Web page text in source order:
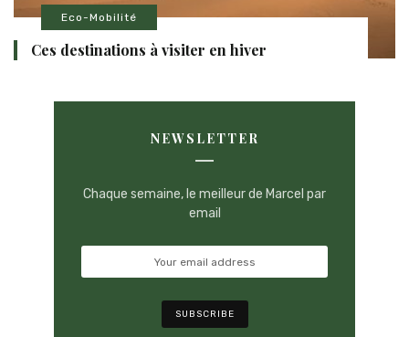
Eco-Mobilité
Ces destinations à visiter en hiver
NEWSLETTER
Chaque semaine, le meilleur de Marcel par
email